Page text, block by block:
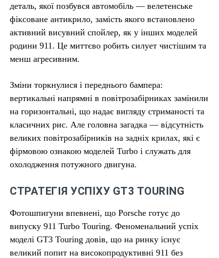
деталь, якої позбувся автомобіль — велетенське
фіксоване антикрило, замість якого встановлено
активний висувний спойлер, як у інших моделей
родини 911. Це миттєво робить силует чистішим та
менш агресивним.
Зміни торкнулися і переднього бампера:
вертикальні напрямні в повітрозабірниках замінили
на горизонтальні, що надає вигляду стриманості та
класичних рис. Але головна загадка — відсутність
великих повітрозабірників на задніх крилах, які є
фірмовою ознакою моделей Turbo і служать для
охолодження потужного двигуна.
СТРАТЕГІЯ УСПІХУ GT3 TOURING
Фотошпигуни впевнені, що Porsche готує до
випуску 911 Turbo Touring. Феноменальний успіх
моделі GT3 Touring довів, що на ринку існує
великий попит на високопродуктивні 911 без